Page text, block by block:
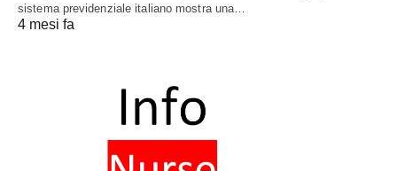
sistema previdenziale italiano mostra una…
4 mesi fa